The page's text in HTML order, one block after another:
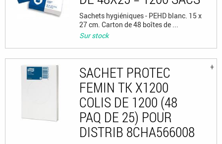
Sachets hygiéniques - PEHD blanc. 15 x
27 cm. Carton de 48 boîtes de ...
Sur stock
SACHET PROTEC
FEMIN TK X1200
COLIS DE 1200 (48
PAQ DE 25) POUR
DISTRIB 8CHA566008